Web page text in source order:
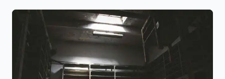
體店面的退貨條件，以及消費者應該注意的重要事